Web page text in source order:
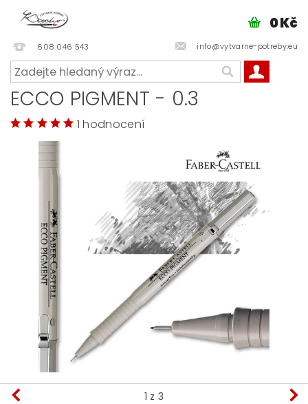
608 046 543 info@vytvarne-potreby.eu
0 Kč
ECCO PIGMENT - 0.3
1 hodnocení
1 z 3